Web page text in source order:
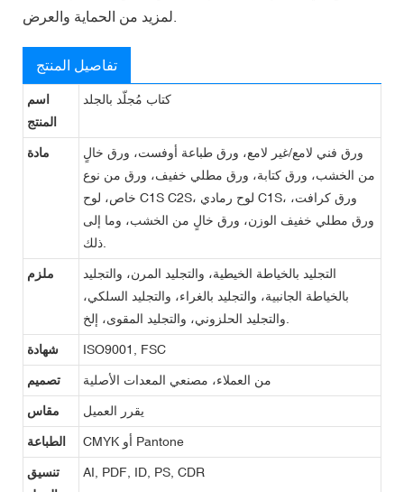
تفاصيل المنتج
اسم
المنتج
كتاب مُجلّد بالجلد
مادة
ورق فني لامع/غير لامع، ورق طباعة أوفست، ورق خالٍ
من الخشب، ورق كتابة، ورق مطلي خفيف، ورق من نوع
خاص، لوح C1S C2S، لوح رمادي C1S، ورق كرافت،
ورق مطلي خفيف الوزن، ورق خالٍ من الخشب، وما إلى
ملزم
التجليد بالخياطة الخيطية، والتجليد المرن، والتجليد
بالخياطة الجانبية، والتجليد بالغراء، والتجليد السلكي،
شهادة ISO9001, FSC
تصميم من العملاء، مصنعي المعدات الأصلية
مقاس يقرر العميل
الطباعة CMYK أو Pantone
تنسيق
AI, PDF, ID, PS, CDR